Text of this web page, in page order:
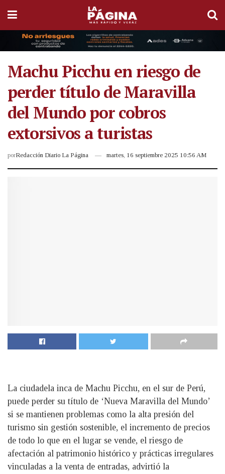
Machu Picchu en riesgo de
perder título de Maravilla
del Mundo por cobros
extorsivos a turistas
porRedacción Diario La Página martes, 16 septiembre 2025 10:56 AM
La ciudadela inca de Machu Picchu, en el sur de Perú,
puede perder su título de ‘Nueva Maravilla del Mundo’
si se mantienen problemas como la alta presión del
turismo sin gestión sostenible, el incremento de precios
de todo lo que en el lugar se vende, el riesgo de
afectación al patrimonio histórico y prácticas irregulares
vinculadas a la venta de entradas, advirtió la